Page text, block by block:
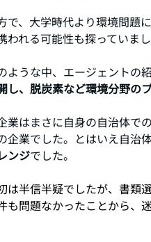
で、大学時代より環境問題
われる可能性も探っていまし
ような中、エージェントの紹
し、脱炭素など環境分野の
業はまさに自身の自治体で
企業でした。とはいえ自治
ンジでした。
は半信半疑でしたが、書類
も問題なかったことから、